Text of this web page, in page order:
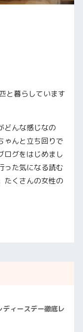
と暮らしています
どんな感じなの
ゃんと立ち回りで
ログをはじめまし
った気になる読む
たくさんの女性の
ィースデー徹底レ